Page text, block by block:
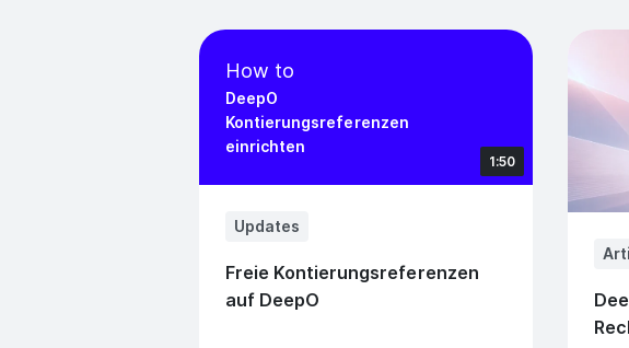
How to
DeepO
Kontierungsreferenzen
einrichten
1:50
Updates
Freie Kontierungsreferenzen
auf DeepO